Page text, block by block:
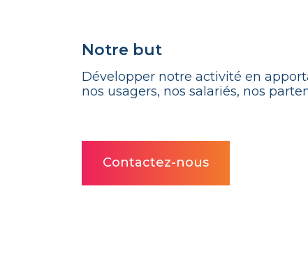
Notre but
Développer notre activité en
nos usagers, nos salariés, nos
Contactez-nous